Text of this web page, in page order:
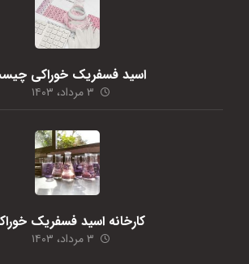
اسید فسفریک خوراکی
۳ مرداد، ۱۴۰۳
کارخانه اسید فسفریک
۳ مرداد، ۱۴۰۳